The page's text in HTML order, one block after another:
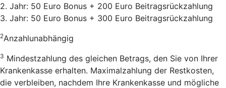
2. Jahr: 50 Euro Bonus + 200 Euro Beitragsrückzahlung
3. Jahr: 50 Euro Bonus + 300 Euro Beitragsrückzahlung
2Anzahlunabhängig
3 Mindestzahlung des gleichen Betrags, den Sie von Ihrer
Krankenkasse erhalten. Maximalzahlung der Restkosten,
die verbleiben, nachdem Ihre Krankenkasse und mögliche